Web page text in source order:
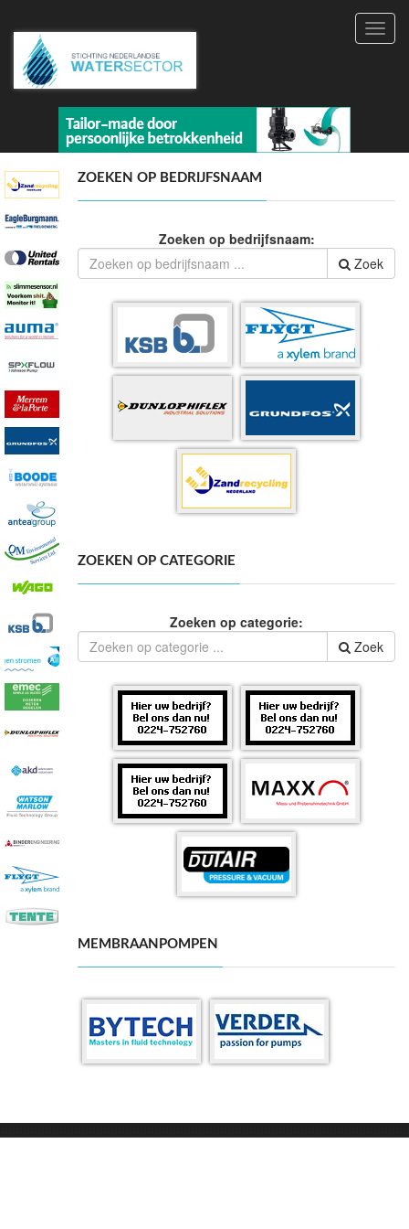
ZOEKEN OP BEDRIJFSNAAM
Zoeken op bedrijfsnaam:
Zoek
ZOEKEN OP CATEGORIE
Zoeken op categorie:
Zoek
MEMBRAANPOMPEN